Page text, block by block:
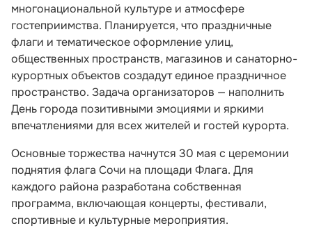
многонациональной культуре и атмосфере
гостеприимства. Планируется, что праздничные
флаги и тематическое оформление улиц,
общественных пространств, магазинов и санаторно-
курортных объектов создадут единое праздничное
пространство. Задача организаторов — наполнить
День города позитивными эмоциями и яркими
впечатлениями для всех жителей и гостей курорта.
Основные торжества начнутся 30 мая с церемонии
поднятия флага Сочи на площади Флага. Для
каждого района разработана собственная
программа, включающая концерты, фестивали,
спортивные и культурные мероприятия.